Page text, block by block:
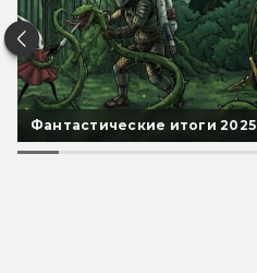
Фантастические итоги 2025